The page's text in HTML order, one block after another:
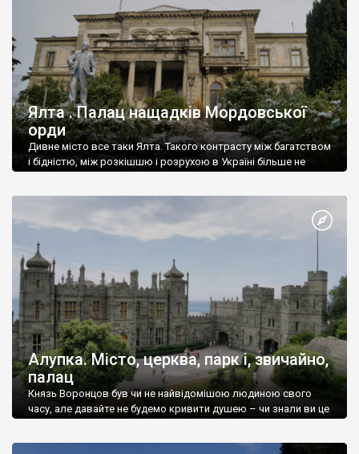
Ялта . Палац нащадків Мордовської
орди
Дивне місто все таки Ялта. Такого контрасту між багатством
і бідністю, між розкішшю і розрухою в Україні більше не
Алупка. Місто, церква, парк і, звичайно,
палац
Князь Воронцов був чи не найвідомішою людиною свого
часу, але давайте не будемо кривити душею – чи знали ви це